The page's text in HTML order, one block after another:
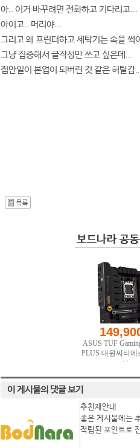
아.. 이거 바꾸려면 전화하고 기다리고...
아이고.. 머리야...
그리고 왜 프린터하고 세탁기는 속을 썩
그냥 집중해서 글작성만 쓰고 싶은데...
집안일이 본업이 되버린 것 같은 허탈감
이 게시물의 댓글 보기
추천제안내
좋은 게시물에는
적립된 포인트로